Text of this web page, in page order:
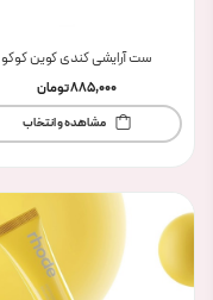
ست آرایشی کندی کوین کوکو
885,000تومان
مشاهده و انتخاب